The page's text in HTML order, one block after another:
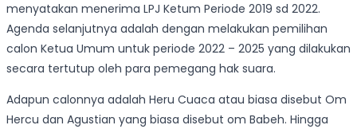
menyatakan menerima LPJ Ketum Periode 2019 sd 2022.
Agenda selanjutnya adalah dengan melakukan pemilihan
calon Ketua Umum untuk periode 2022 – 2025 yang dilakukan
secara tertutup oleh para pemegang hak suara.
Adapun calonnya adalah Heru Cuaca atau biasa disebut Om
Hercu dan Agustian yang biasa disebut om Babeh. Hingga